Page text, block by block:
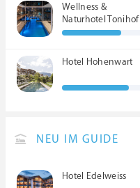
Wellness &
Naturhotel Tonihof
****S
Hotel Hohenwart
NEU IM GUIDE
Hotel Edelweiss